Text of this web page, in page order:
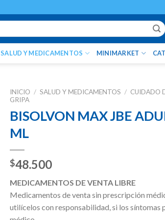
SALUD Y MEDICAMENTOS MINIMARKET
INICIO / SALUD Y MEDICAMENTOS / CUIDADO
GRIPA
BISOLVON MAX JBE
ML
$48.500
MEDICAMENTOS DE VENTA LIBRE
Medicamentos de venta sin prescripción
utilícelos con responsabilidad, si los síntomas